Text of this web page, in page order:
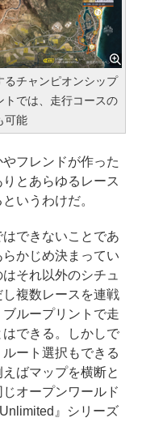
るチャンピオンシップ
トでは、走行コースの
可能
フレンドが作った
とあらゆるレース
いうわけだ。
できないことであ
かじめ決まってい
それ以外のシチュ
複数レースを連戦
ループリントで走
できる。しかしで
ート選択もできる
ばマップを横断と
オープンワールド
』シリーズ